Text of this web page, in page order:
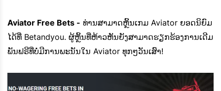
Aviator Free Bets - ທ່ານສາມາດຫຼິ້ນເກມ Aviator ຍອດນິຍົມ
ໄດ້ທີ່ Betandyou. ຜູ້ຫຼິ້ນທີ່ຫ້າວຫັນຍັງສາມາດຮຽກຮ້ອງການເດີມ
ພັນຟຣີທີ່ບໍ່ມີການພະນັນໃນ Aviator ທຸກໆວັນເສົາ!